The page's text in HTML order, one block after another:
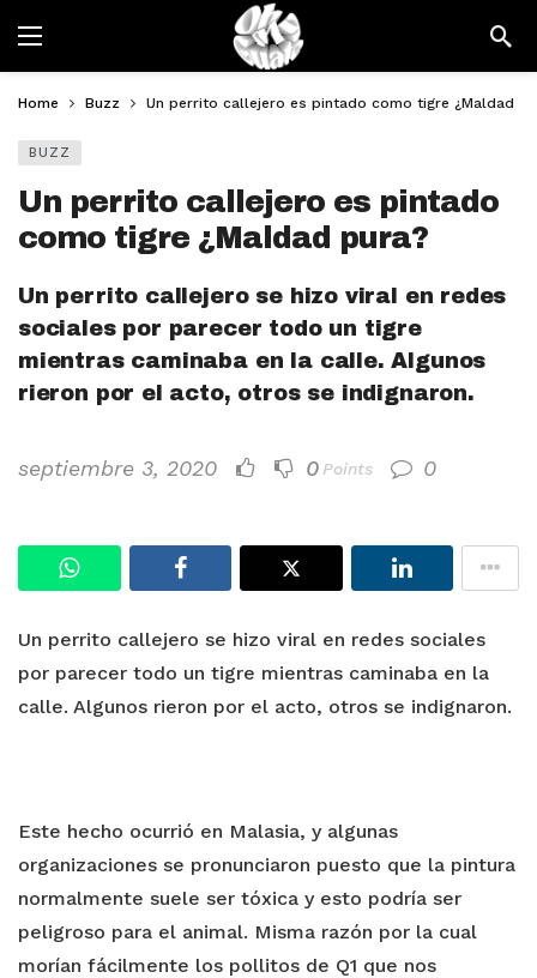
Home Buzz Un perrito callejero es pintado como tigre ¿Maldad
BUZZ
Un perrito callejero es pintado
como tigre ¿Maldad pura?
Un perrito callejero se hizo viral en redes
sociales por parecer todo un tigre
mientras caminaba en la calle. Algunos
rieron por el acto, otros se indignaron.
septiembre 3, 2020 0 Points 0
Un perrito callejero se hizo viral en redes sociales
por parecer todo un tigre mientras caminaba en la
calle. Algunos rieron por el acto, otros se indignaron.
Este hecho ocurrió en Malasia, y algunas
organizaciones se pronunciaron puesto que la pintura
normalmente suele ser tóxica y esto podría ser
peligroso para el animal. Misma razón por la cual
morían fácilmente los pollitos de Q1 que nos